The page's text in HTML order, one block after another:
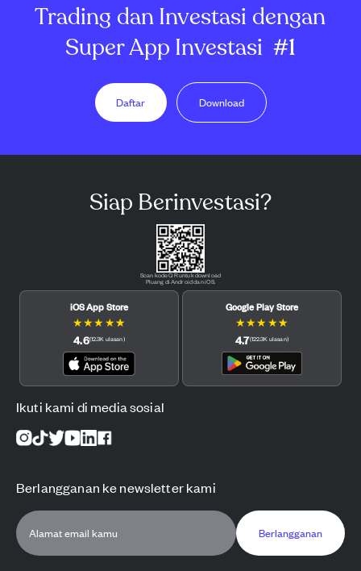
Trading dan Investasi dengan
Super App Investasi #1
Daftar Download
Siap Berinvestasi?
Scan kode QR untuk download
Pluang di Android dan iOS.
iOS App Store
★★★ ★★
4.6(12.3K ulasan)
Google Play Store
★★★ ★★
4.7(122.3K ulasan)
Ikuti kami di media sosial
Berlangganan ke newsletter kami
Berlangganan